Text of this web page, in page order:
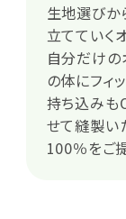
生地選びか
立てていく
自分だけの
の体にフィ
持ち込みも
せて縫製い
100％をご